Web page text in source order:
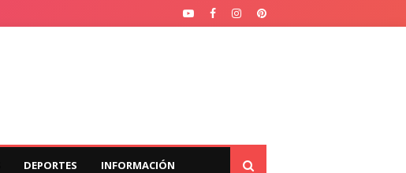
DEPORTES INFORMACIÓN